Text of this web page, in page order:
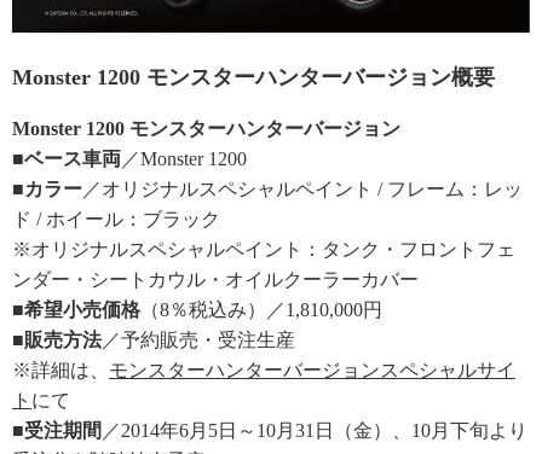
Monster 1200 モンスターハンターバージョン概要
Monster 1200 モンスターハンターバージョン
■ベース車両 ／Monster 1200
■カラー ／オリジナルスペシャルペイント / フレーム：レッ
ド / ホイール：ブラック
※オリジナルスペシャルペイント：タンク・フロントフェ
ンダー・シートカウル・オイルクーラーカバー
■希望小売価格 （8％税込み）／1,810,000円
■販売方法／予約販売・受注生産
※詳細は、 モンスターハンターバージョンスペシャルサイ
ト にて
■受注期間 ／2014年6月5日～10月31日（金）、10月下旬より